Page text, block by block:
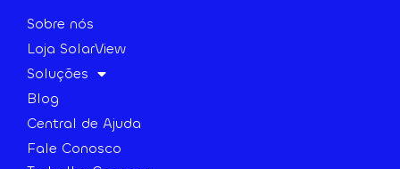
Sobre nós
Loja SolarView
Soluções
Blog
Central de Ajuda
Fale Conosco